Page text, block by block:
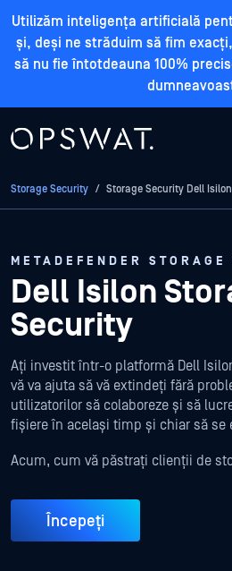
Utilizăm inteligența artificială
și, deși ne străduim să fim
să nu fie întotdeauna 100%
Storage Security / Storage Security Dell Isilon
METADEFENDER STORAGE
Dell Isilon
Security
Ați investit într-o platformă Dell
vă va ajuta să vă extindeți fără
utilizatorilor să colaboreze și să
fișiere în același timp și chiar să se
Acum, cum vă păstrați clienții de
Începeți